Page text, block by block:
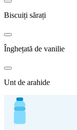
Biscuiți sărați
Înghețată de vanilie
Unt de arahide